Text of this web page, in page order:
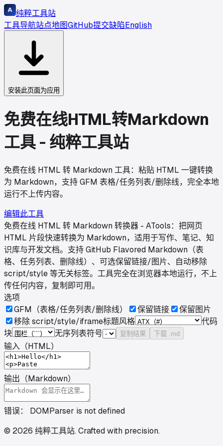
纯粹工具站
工具导航站点地图GitHub提交缺陷English
安装此页面为应用
免费在线HTML转Markdown
工具 - 纯粹工具站
免费在线 HTML 转 Markdown 工具：粘贴 HTML 一键转换
为 Markdown，支持 GFM 表格/任务列表/删除线，完全本地
运行不上传内容。
编辑此工具
免费在线 HTML 转 Markdown 转换器 - ATools：把网页
HTML 片段快速转换为 Markdown，适用于写作、笔记、知
识库与开发文档。支持 GitHub Flavored Markdown（表
格、任务列表、删除线）、可选保留链接/图片、自动移除
script/style 等无关标签。工具完全在浏览器本地运行，不上
传任何内容，复制即可用。
选项
GFM（表格/任务列表/删除线）
保留链接
保留图片
移除 script/style/iframe标题风格
代码
块
无序列表符号 复制结果 下载 .md
输入（HTML）
输出（Markdown）
错误：
DOMParser is not defined
© 2026 纯粹工具站.Crafted with precision.